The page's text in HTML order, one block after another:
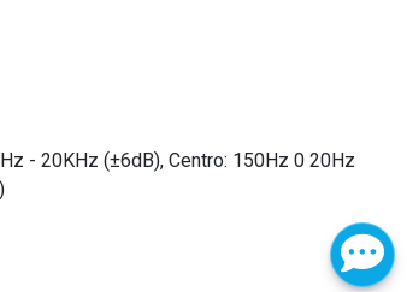
- 20KHz (±6dB), Centro: 150Hz 0 20Hz